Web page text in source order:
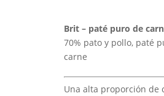
clientes
Brit – paté puro de
70% pato y pollo, paté
carne
Una alta proporción de